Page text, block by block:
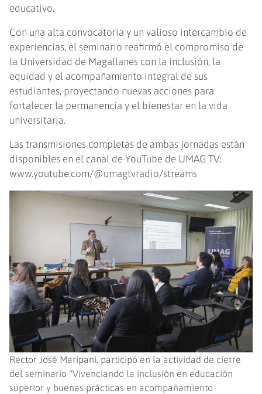
educativo.
Con una alta convocatoria y un valioso intercambio de
experiencias, el seminario reafirmó el compromiso de
la Universidad de Magallanes con la inclusión, la
equidad y el acompañamiento integral de sus
estudiantes, proyectando nuevas acciones para
fortalecer la permanencia y el bienestar en la vida
universitaria.
Las transmisiones completas de ambas jornadas están
disponibles en el canal de YouTube de UMAG TV:
www.youtube.com/@umagtvradio/streams
Rector José Maripani, participó en la actividad de cierre
del seminario “Vivenciando la inclusión en educación
superior y buenas prácticas en acompañamiento